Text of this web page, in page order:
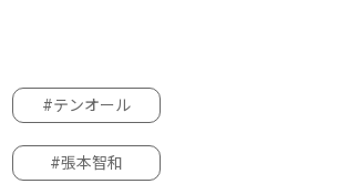
#テンオール
#張本智和